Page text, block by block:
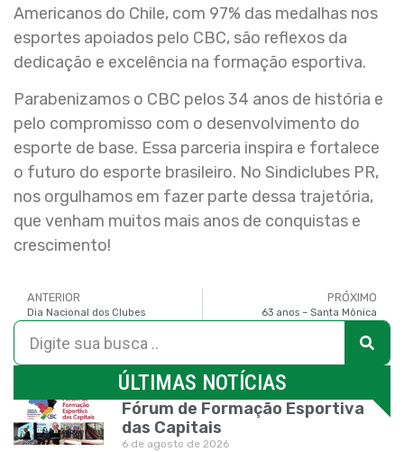
Americanos do Chile, com 97% das medalhas nos
esportes apoiados pelo CBC, são reflexos da
dedicação e excelência na formação esportiva.
Parabenizamos o CBC pelos 34 anos de história e
pelo compromisso com o desenvolvimento do
esporte de base. Essa parceria inspira e fortalece
o futuro do esporte brasileiro. No Sindiclubes PR,
nos orgulhamos em fazer parte dessa trajetória,
que venham muitos mais anos de conquistas e
crescimento!
ANTERIOR
Dia Nacional dos Clubes
PRÓXIMO
63 anos – Santa Mônica
ÚLTIMAS NOTÍCIAS
Fórum de Formação Esportiva
das Capitais
6 de agosto de 2026